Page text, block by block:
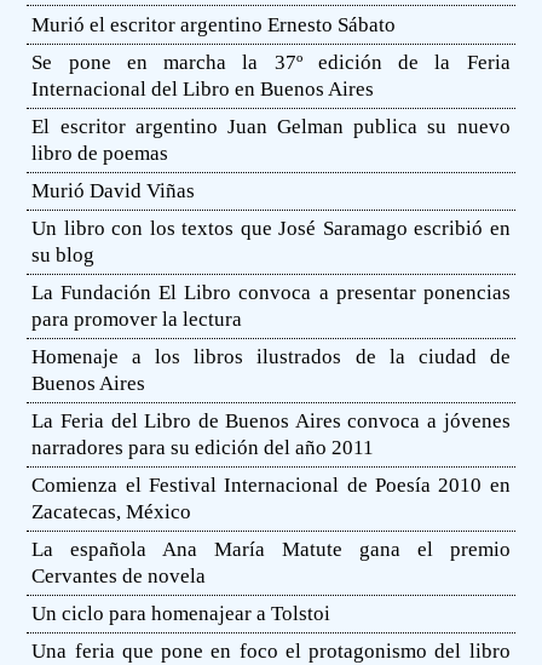
Murió el escritor argentino Ernesto Sábato
Se pone en marcha la 37º edición de la Feria
Internacional del Libro en Buenos Aires
El escritor argentino Juan Gelman publica su nuevo
libro de poemas
Murió David Viñas
Un libro con los textos que José Saramago escribió en
su blog
La Fundación El Libro convoca a presentar ponencias
para promover la lectura
Homenaje a los libros ilustrados de la ciudad de
Buenos Aires
La Feria del Libro de Buenos Aires convoca a jóvenes
narradores para su edición del año 2011
Comienza el Festival Internacional de Poesía 2010 en
Zacatecas, México
La española Ana María Matute gana el premio
Cervantes de novela
Un ciclo para homenajear a Tolstoi
Una feria que pone en foco el protagonismo del libro